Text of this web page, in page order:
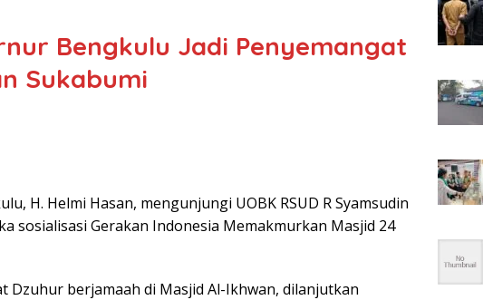
Bengkulu Jadi Penyemangat
Sukabumi
H. Helmi Hasan, mengunjungi UOBK RSUD R Syamsudin
sosialisasi Gerakan Indonesia Memakmurkan Masjid 24
Dzuhur berjamaah di Masjid Al-Ikhwan, dilanjutkan